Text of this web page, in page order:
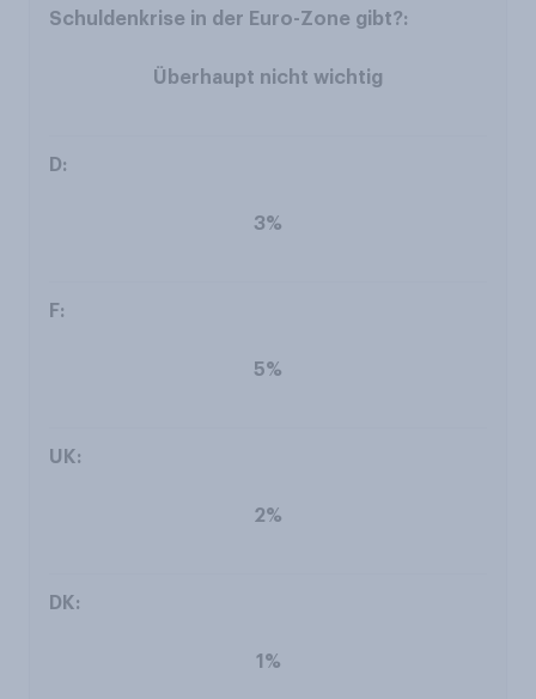
Überhaupt nicht wichtig
3%
5%
2%
1%